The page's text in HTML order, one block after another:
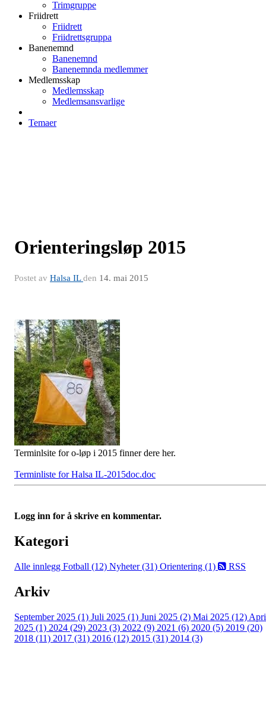
Trimgruppe
Friidrett
Friidrett
Friidrettsgruppa
Banenemnd
Banenemnd
Banenemnda medlemmer
Medlemsskap
Medlemsskap
Medlemsansvarlige
Temaer
Orienteringsløp 2015
Postet av Halsa ILden 14. mai 2015
Terminlsite for o-løp i 2015 finner dere her.
Terminliste for Halsa IL-2015doc.doc
Logg inn for å skrive en kommentar.
Kategori
Alle innlegg Fotball (12) Nyheter (31) Orientering (1) RSS
Arkiv
September 2025 (1) Juli 2025 (1) Juni 2025 (2) Mai 2025 (12)
2025 (1) 2024 (29) 2023 (3) 2022 (9) 2021 (6) 2020 (5) 2019 (20)
2018 (11) 2017 (31) 2016 (12) 2015 (31) 2014 (3)